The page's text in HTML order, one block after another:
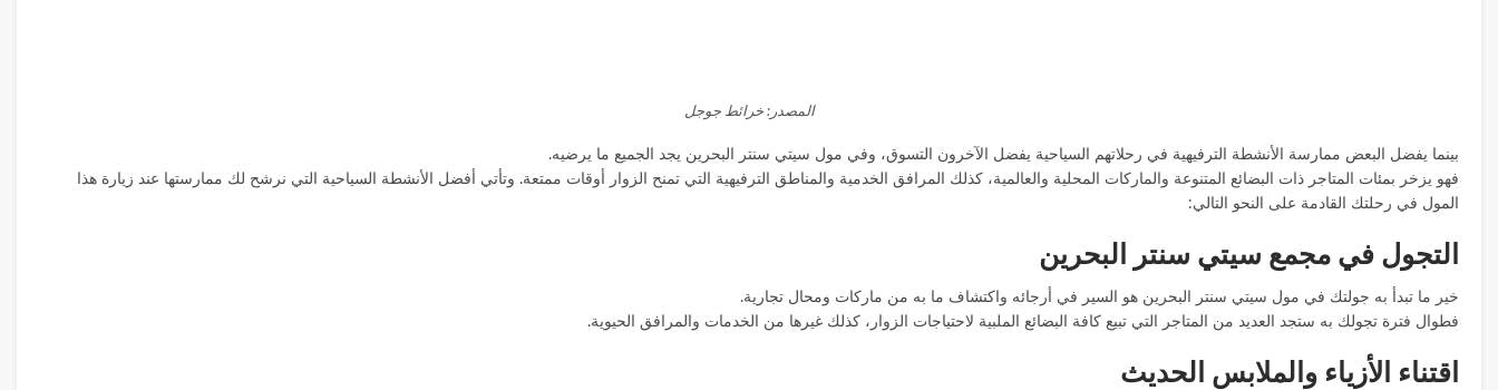
المصدر: خرائط جوجل
بينما يفضل البعض ممارسة الأنشطة الترفيهية في رحلاتهم السياحية يفضل الآخرون التسوق، وفي مول سيتي سنتر البحرين يجد الجميع ما يرضيه.
فهو يزخر بمئات المتاجر ذات البضائع المتنوعة والماركات المحلية والعالمية، كذلك المرافق الخدمية والمناطق الترفيهية التي تمنح الزوار أوقات ممتعة. وتأتي أفضل الأنشطة السياحية التي نرشح لك ممارستها عند زيارة هذا
المول في رحلتك القادمة على النحو التالي:
التجول في مجمع سيتي سنتر البحرين
خير ما تبدأ به جولتك في مول سيتي سنتر البحرين هو السير في أرجائه واكتشاف ما به من ماركات ومحال تجارية.
فطوال فترة تجولك به ستجد العديد من المتاجر التي تبيع كافة البضائع الملبية لاحتياجات الزوار، كذلك غيرها من الخدمات والمرافق الحيوية.
اقتناء الأزياء والملابس الحديث